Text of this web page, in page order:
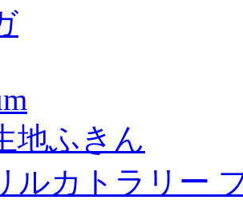
地ふきん
ルカトラリー